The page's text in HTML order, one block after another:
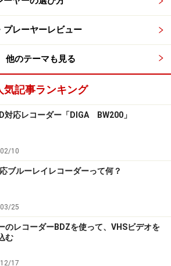
プレーヤーレビュー
他のテーマも見る
気記事ランキング
対応レコーダー「DIGA BW200」
10
ブルーレイレコーダーって何？
25
のレコーダーBDZを使って、VHSビデオを
む
17